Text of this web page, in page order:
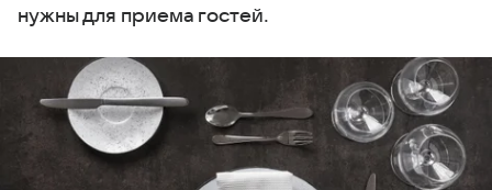
нужны для приема гостей.